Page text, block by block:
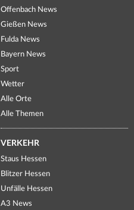
Offenbach News
Gießen News
Fulda News
Bayern News
Sport
Wetter
Alle Orte
Alle Themen
VERKEHR
Staus Hessen
Blitzer Hessen
Unfälle Hessen
A3 News